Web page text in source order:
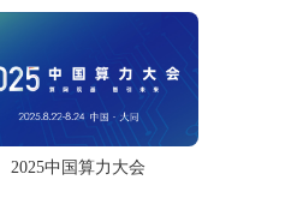
2025中国算力大会